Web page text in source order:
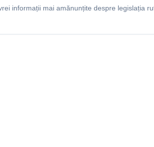
informații mai amănunțite despre legislația